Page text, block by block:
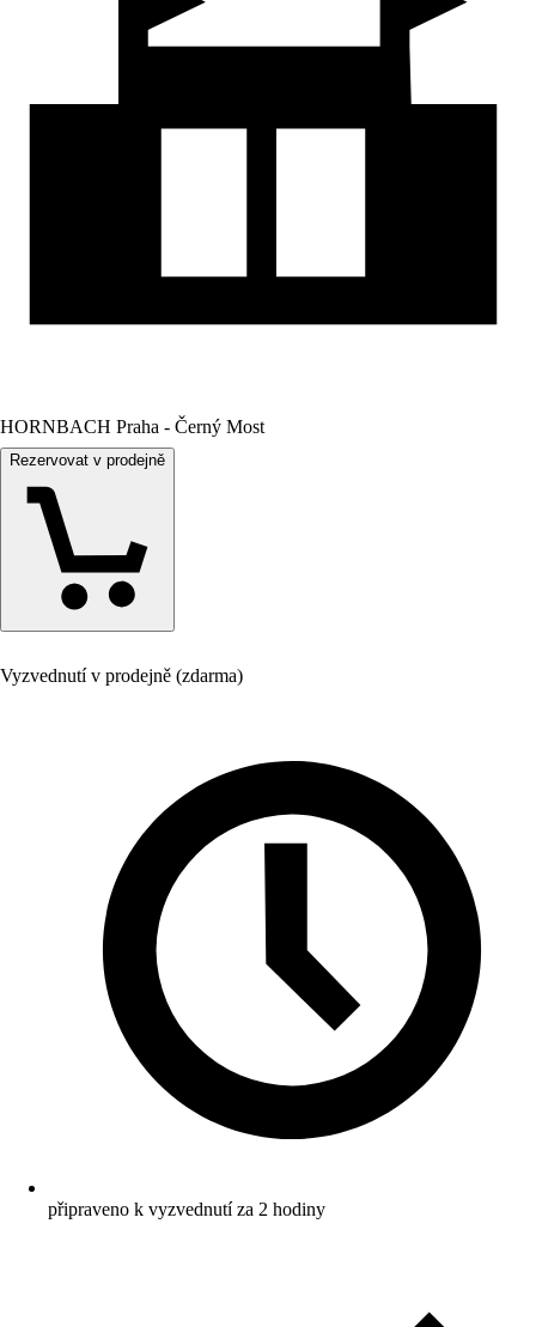
HORNBACH Praha - Černý Most
Rezervovat v prodejně
Vyzvednutí v prodejně (zdarma)
připraveno k vyzvednutí za 2 hodiny